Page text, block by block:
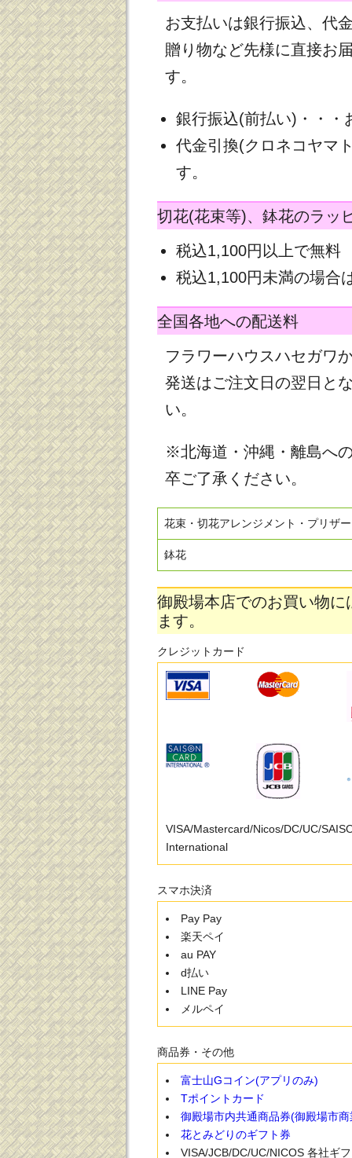
お支払いは銀行振込、代
贈り物など先様に直接お
す。
銀行振込(前払い)・・・
代金引換(クロネコヤマ
す。
切花(花束等)、鉢花のラッ
税込1,100円以上で無料
税込1,100円未満の場合
全国各地への配送料
フラワーハウスハセガワ
発送はご注文日の翌日と
い。
※北海道・沖縄・離島へ
卒ご了承ください。
花束・切花アレンジメント・プリザ
鉢花
御殿場本店でのお買い物
ます。
クレジットカード
VISA/Mastercard/Nicos/DC/UC/
International
スマホ決済
Pay Pay
楽天ペイ
au PAY
d払い
LINE Pay
メルペイ
商品券・その他
富士山Gコイン(アプリのみ)
Tポイントカード
御殿場市内共通商品券(御殿場市
花とみどりのギフト券
VISA/JCB/DC/UC/NICOS 各社ギ